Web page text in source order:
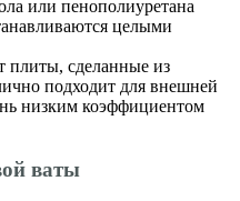
или пенополиуретана
целыми
плиты, сделанные из
подходит для внешней
низким коэффициентом
ваты